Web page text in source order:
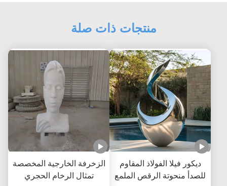
منتجات ذات صلة
ديكور فيلا الفولاذ المقاوم
للصدأ منحوتة الرقص الملمع
الزخرفة الخارجية المخصصة
تمثال الرخام الحجري